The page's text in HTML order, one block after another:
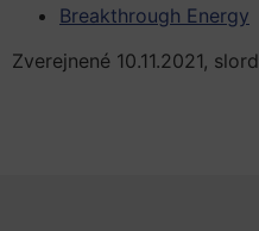
Breakthrough Energy
Zverejnené 10.11.2021, slord